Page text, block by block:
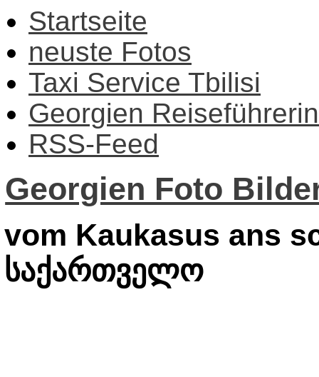
Startseite
neuste Fotos
Taxi Service Tbilisi
Georgien Reiseführerin
RSS-Feed
Georgien Foto
vom Kaukasus ans
საქართველო